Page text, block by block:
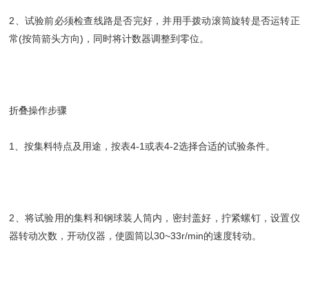
2、试验前必须检查线路是否完好，并用手拨动滚筒旋转是否运转正
常(按筒箭头方向)，同时将计数器调整到零位。
折叠操作步骤
1、按集料特点及用途，按表4-1或表4-2选择合适的试验条件。
2、将试验用的集料和钢球装人筒内，密封盖好，拧紧螺钉，设置仪
器转动次数，开动仪器，使圆筒以30~33r/min的速度转动。